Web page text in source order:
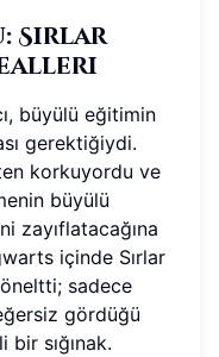
Sırlar
büyülü eğitimin
gerektiğiydi.
korkuyordu ve
büyülü
zayıflatacağına
içinde Sırlar
sadece
gördüğü
sığınak.